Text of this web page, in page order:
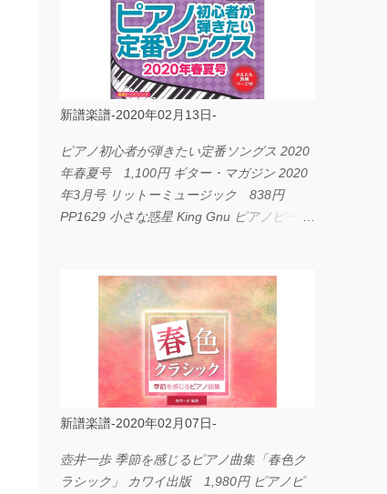
新譜楽譜-2020年02月13日-
ピアノ初心者が弾きたい定番ソングス 2020
年春夏号 1,100円 ギター・マガジン 2020
年3月号 リットーミュージック 838円
PP1629 小さな惑星 King Gnu ピアノピース
LOVE... Official髭男dism バンドピース フェ
アリー 825円
新譜楽譜-2020年02月07日-
壺井一歩 季節を感じるピアノ曲集「春色ク
ラシック」 カワイ出版 1,980円 ピアノピ